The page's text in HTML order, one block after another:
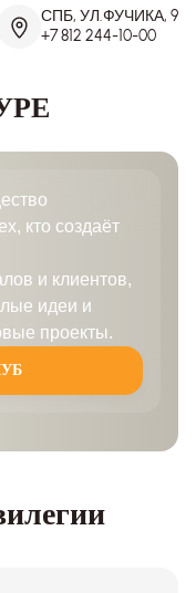
СПБ, УЛ.ФУЧИКА, 9
+7 812 244-10-00
кто создаёт
и клиентов,
идеи и
проекты.